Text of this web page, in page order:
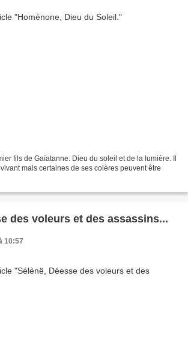
fils de Gaïatanne. Dieu du soleil et de la lumière. Il
mais certaines de ses colères peuvent être
des voleurs et des assassins...
10:57